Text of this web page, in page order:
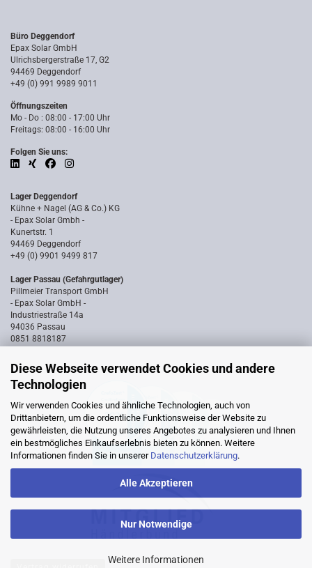
Diese Webseite verwendet Cookies und andere
Technologien
Wir verwenden Cookies und ähnliche Technologien, auch von
Drittanbietern, um die ordentliche Funktionsweise der Website zu
gewährleisten, die Nutzung unseres Angebotes zu analysieren und Ihnen
ein bestmögliches Einkaufserlebnis bieten zu können. Weitere
Informationen finden Sie in unserer Datenschutzerklärung.
Alle Akzeptieren
Nur Notwendige
Weitere Informationen
Büro Deggendorf
Epax Solar GmbH
Ulrichsbergerstraße 17, G2
94469 Deggendorf
+49 (0) 991 9989 9011
Öffnungszeiten
Mo - Do : 08:00 - 17:00 Uhr
Freitags: 08:00 - 16:00 Uhr
Folgen Sie uns:
Lager Deggendorf
Kühne + Nagel (AG & Co.) KG
- Epax Solar Gmbh -
Kunertstr. 1
94469 Deggendorf
+49 (0) 9901 9499 817
Lager Passau (Gefahrgutlager)
Pillmeier Transport GmbH
- Epax Solar GmbH -
Industriestraße 14a
94036 Passau
0851 8818187